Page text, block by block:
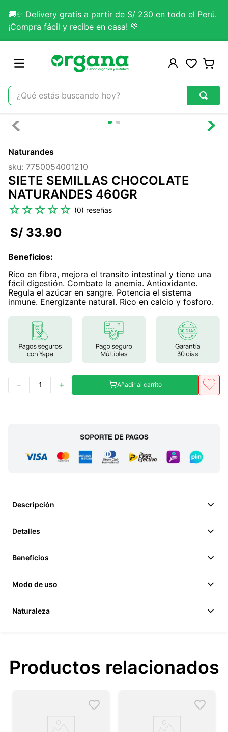
🚚✨ Delivery gratis a partir de S/ 230 en todo el Perú.
¡Compra fácil y recibe en casa! 💚
¿Qué estás buscando hoy?
TÉRMINOS MÁS BUSCADOS
2.
citrato magnesio
3.
colageno
4.
lab nutrition
5 .
kefir
8.
melena leon
9.
stevia
10. proteina
Naturandes
sku: 7750054001210
SIETE SEMILLAS CHOCOLATE
NATURANDES 460GR
☆☆☆☆☆ (0)
S/ 33.90
Beneficios:
Rico en fibra, mejora el transito intestinal y tiene una
fácil digestión. Combate la anemia. Antioxidante.
Regula el azúcar en sangre. Potencia el sistema
inmune. Energizante natural. Rico en calcio y fosforo.
＋
－ Añadir al carrito
Descripción
Detalles
Beneficios
Modo de uso
Naturaleza
Productos relacionados